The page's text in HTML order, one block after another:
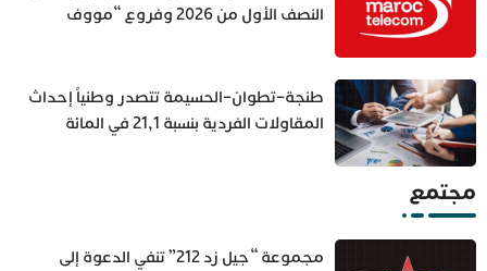
النصف الأول من 2026 وفروع “مووف
طنجة–تطوان–الحسيمة تتصدر وطنياً إحداث
المقاولات الفردية بنسبة 21,1 في المائة
مجتمع
مجموعة “جيل زد 212” تنفي الدعوة إلى